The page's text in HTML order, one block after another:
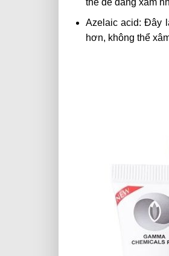
Azelaic acid: Đây
hơn, không thể